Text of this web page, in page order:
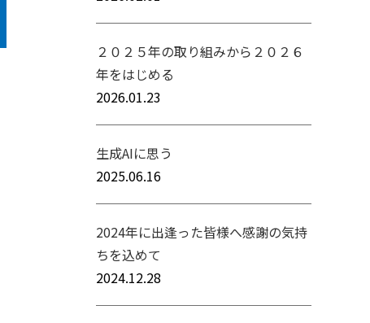
２０２５年の取り組みから２０２６
年をはじめる
2026.01.23
生成AIに思う
2025.06.16
2024年に出逢った皆様へ感謝の気持
ちを込めて
2024.12.28